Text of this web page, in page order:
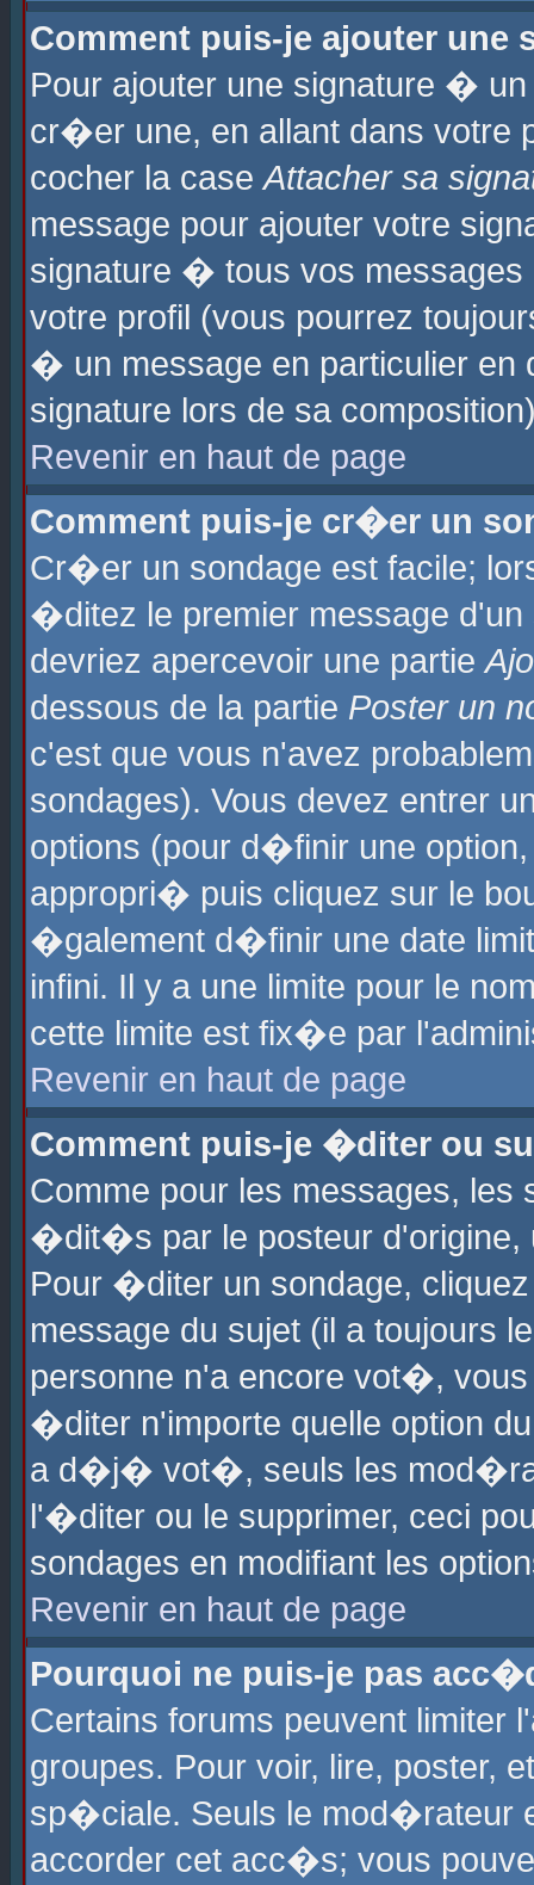
Comment puis-je ajouter une
Pour ajouter une signature �
cr�er une, en allant dans
cocher la caseAttacher sa
message pour ajouter votre
signature � tous vos
votre profil (vous pourrez
� un message en particulier
signature lors de sa
Revenir en haut de page
Comment puis-je cr�er un
Cr�er un sondage est facile;
�ditez le premier message
devriez apercevoir une partie
dessous de la partie Poster un
c'est que vous n'avez
sondages). Vous devez entrer
options (pour d�finir une
appropri� puis cliquez sur le
�galement d�finir une date
infini. Il y a une limite pour le
cette limite est fix�e par
Revenir en haut de page
Comment puis-je �diter ou
Comme pour les messages,
�dit�s par le posteur d'origine,
Pour �diter un sondage,
message du sujet (il a toujours
personne n'a encore vot�,
�diter n'importe quelle option
a d�j� vot�, seuls les
l'�diter ou le supprimer, ceci
sondages en modifiant les
Revenir en haut de page
Pourquoi ne puis-je pas
Certains forums peuvent
groupes. Pour voir, lire, poster,
sp�ciale. Seuls le mod�rateur
accorder cet acc�s; vous